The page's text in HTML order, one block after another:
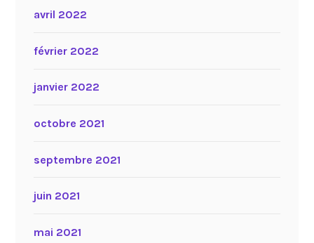
avril 2022
février 2022
janvier 2022
octobre 2021
septembre 2021
juin 2021
mai 2021